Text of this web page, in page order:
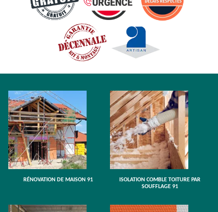
RÉNOVATION DE MAISON 91
ISOLATION COMBLE TOITURE PAR
SOUFFLAGE 91